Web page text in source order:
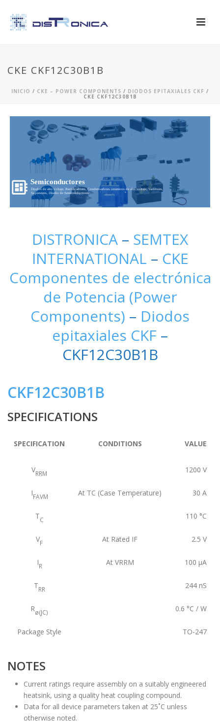
CKE CKF12C30B1B
INICIO / CKE – POWER COMPONENTS / DIODOS EPITAXIALES CKF /
CKE CKF12C30B1B
Semiconductores
Diodos de alto voltaje, Rectificadores, Condensadores ceramicos de alto voltaje, Varistores,
Supresores, Diseño de Semiconductores...
DISTRONICA – SEMTEX
INTERNATIONAL – CKE
Componentes de electrónica
de Potencia (Power
Components) – Diodos
epitaxiales CKF –
CKF12C30B1B
CKF12C30B1B
SPECIFICATIONS
SPECIFICATION CONDITIONS VALUE
VRRM 1200 V
IFAVM At TC (Case Temperature) 30 A
TC 110 °C
VF At Rated IF 2.5 V
IR At VRRM 100 μA
TRR 244 nS
Rø(JC) 0.6 °C / W
Package Style TO-247
NOTES
Current ratings require assembly on a suitably engineered
heatsink, using a quality heat coupling compound.
Data for all device parameters taken at 25˚C unless
otherwise noted.